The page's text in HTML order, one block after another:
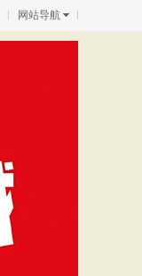
网站导航